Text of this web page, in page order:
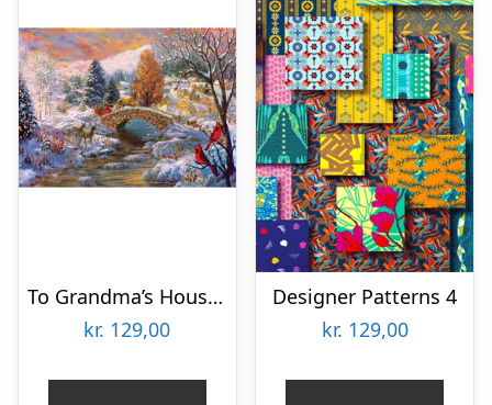
To Grandma’s House We Go
kr. 129,00
Designer Patterns 4
kr. 129,00